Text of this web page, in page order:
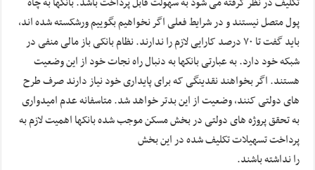
پول متصل نیستند و در شرایط فعلی اگر نخواهیم بگوییم ورشکسته شده اند،
باید گفت تا ۷۰ درصد کارایی لازم را ندارند. نظام بانکی باز مالی منفی در
شبکه خود دارد. به عبارتی بانکها به دنبال راه نجات خود از این وضعیت
هستند. اگر بخواهند نقدینگی که برای پایداری خود نیاز دارند صرف طرح
های دولتی کنند، وضعیت از این بدتر خواهد شد. متاسفانه عدم امیدواری
به تحقق پروژه های دولتی در بخش مسکن موجب شده بانکها اهمیت لازم به
پرداخت تسهیلات تکلیف شده در این بخش
را نداشته باشند.